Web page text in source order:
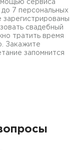
сервиса
до 7 персональных
свадебный
тратить время
Закажите
запомнится